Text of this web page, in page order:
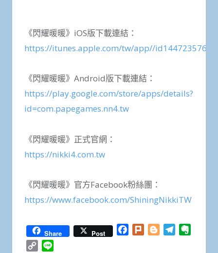
《閃耀暖暖》iOS版下載連結：
https://itunes.apple.com/tw/app//id1447235764
《閃耀暖暖》Android版下載連結：
https://play.google.com/store/apps/details?
id=com.papegames.nn4.tw
《閃耀暖暖》正式官網：
https://nikki4.com.tw
《閃耀暖暖》官方Facebook粉絲團：
https://www.facebook.com/ShiningNikkiTW
Share Post Facebook
Plurk BloggerTelegram
Copy